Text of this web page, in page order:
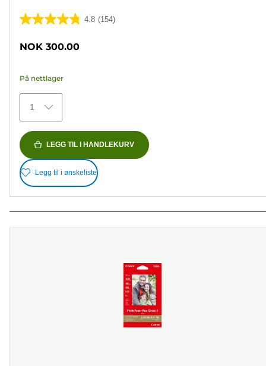
4.8 (154)
4.8
154
omtaler
NOK 300.00
På nettlager
1
LEGG TIL I HANDLEKURV
Legg til i ønskeliste